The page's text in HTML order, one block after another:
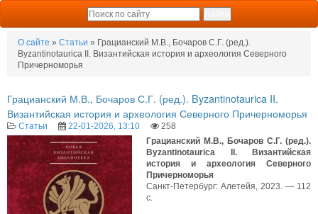
О сайте » Статьи » Грацианский М.В., Бочаров С.Г. (ред.).
Byzantinotaurica II. Византийская история и археология Северного
Причерноморья
Грацианский М.В., Бочаров С.Г. (ред.). Byzantinotaurica II.
Византийская история и археология Северного Причерноморья
Статьи 22-01-2026, 13:10
258
Грацианский М.В., Бочаров С.Г. (ред.).
Byzantinotaurica II. Византийская
история и археология Северного
Причерноморья
Санкт-Петербург: Алетейя, 2023. — 112
с.